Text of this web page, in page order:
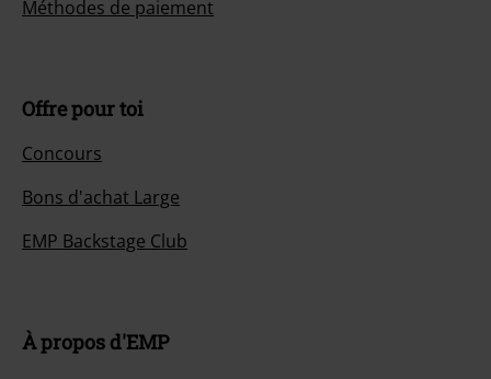
Méthodes de paiement
Offre pour toi
Concours
Bons d'achat Large
EMP Backstage Club
À propos d'EMP